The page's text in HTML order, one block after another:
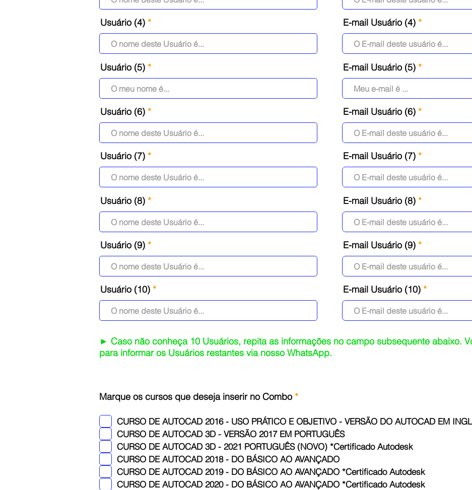
Usuário (4)
Usuário (5)
Usuário (6)
Usuário (7)
Usuário (8)
Usuário (9)
Usuário (10)
E-mail Usuário (4)
E-mail Usuário (5)
E-mail Usuário (6)
E-mail Usuário (7)
E-mail Usuário (8)
E-mail Usuário (9)
E-mail Usuário (10)
► Caso não conheça 10 Usuários, repita as informações no campo subsequente abaixo.
para informar os Usuários restantes via nosso WhatsApp.
Marque os cursos que deseja inserir no Combo *R
u
i
r
e
d
CURSO DE AUTOCAD 2016 - USO PRÁTICO E OBJETIVO - VERSÃO DO AUTOCAD EM
CURSO DE AUTOCAD 3D - VERSÃO 2017 EM PORTUGUÊS
CURSO DE AUTOCAD 3D - 2021 PORTUGUÊS (NOVO) *Certificado Autodesk
CURSO DE AUTOCAD 2018 - DO BÁSICO AO AVANÇADO
CURSO DE AUTOCAD 2019 - DO BÁSICO AO AVANÇADO *Certificado Autodesk
CURSO DE AUTOCAD 2020 - DO BÁSICO AO AVANÇADO *Certificado Autodesk